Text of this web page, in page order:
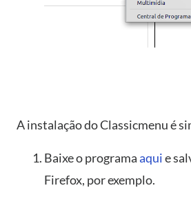
A instalação do Classicmenu é
Baixe o programaaquie
Firefox, por exemplo.